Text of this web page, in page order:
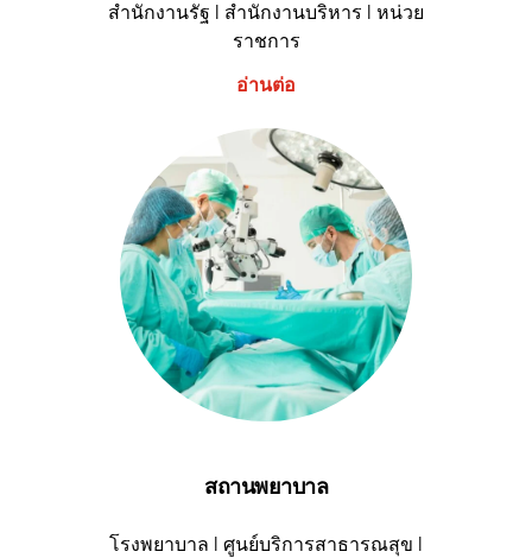
สำนักงานรัฐ I สำนักงานบริหาร I หน่วย
ราชการ
อ่านต่อ
สถานพยาบาล
โรงพยาบาล I ศูนย์บริการสาธารณสุข I